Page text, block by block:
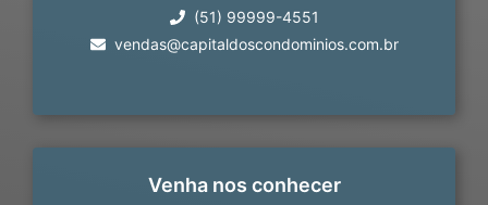
(51) 99999-4551
vendas@capitaldoscondominios.com.br
Venha nos conhecer